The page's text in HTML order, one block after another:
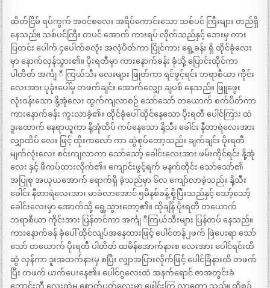
ဆိတ်ငြိမ် ရပ်ကွက် အဝင်စလေး အရိပ်ကောင်းသော သစ်ပင် ကြီးများ တည်ရှိ
နေသည်။ သစ်ပင်ကြီး တပင် အောက် ကားရပ် လိုက်သည်နှင့် ဘေးမှ ကား
ပြတင်း ပေါက် ၄ပေါက်စလုံး အလုံပိတ်ကာ ပြိုင်ကား ရှေ့ခန်း ရှိ ထိုင်ခုံလေး
မှာ နောက်လှန်သွား၏။ ပိုးရတီမှာ ကားနောက်ခန်း ခုံသို့ ပြောင်းထိုင်ကာ
ပါတိတ် အင်္ကျ ီ ကြယ်သီး လေးများ ဖြုတ်ကာ ရင်ဖွင့်ရင်း ဘရာစီယာ ကိုင်း
လေးအား ပုခုံးပေါ်မှ တဖက်ချင်း အောက်လျှော ချပစ် နေသည်။ ဖြူဖွေး
လုံးဝန်းသော နို့အုံလေး ထွက်ကျလာစဉ် သော်သော် တယောက် စက်ပိတ်ကာ
ကားနောက်ခန်း ကူးလာခဲ့၏။ ထိုင်ခုံပေါ် ထိုင်နေသော ပိုးရတီ ပေါင်ကြား ထဲ
ဒူးထောက် နေရာယူကာ နို့အုံထိပ် ကပ်နေသော နို့သီး ခေါင်း နီတာရဲလေးအား
လျှာထိပ် လေး ဖြင့် ထိုးကလော် ကာ ဆွဲစုပ်တော့သည်။ ချက်ချင်း ပိုးရတီ
မျက်လုံးလေး စင်းကျလာကာ သော်သော့် ခေါင်းလေးအား ဖမ်းကိုင်ရင်း နို့အုံ
လေး နှင့် ဖိကပ်ထားလိုက်၏။ ကျောင်းဖွင့်ရက် မနက်တိုင်း သော်သော်၏
အပြုစု အယုယအောက် ရောက်ရှိ ခဲ့သည်မှာ ၆လ ကျော်လာခဲ့သည်။ နို့သီး
ခေါင်း နီတာရဲလေးအား မာခဲလာအောင် ၅မိနစ်ခန့် စို့ပြီးသည်နှင့် သော့်သော့်
ခေါင်းလေးမှာ အောက်သို့ ရွေ့သွားတော့၏။ ထိုချိန် ပိုးရတီ တယောက်
ဘရာစီယာ ကိုင်းအား ပြန်တင်ကာ အင်္ကျ ီကြယ်သီးများ ပြန်တပ် နေသည်။
ကားနောက်ခန် ခုံပေါ် ထိုင်လျပ်အနေထားဖြင့် ပေါင်တန်၂ဖက် ဖြဲပေးရာ သော်
သော် တယောက် ပိုးရတီ ပါတိတ် ထမိန်အောက်နားစ လေးအား ပေါင်ရင်းထိ
ဆွဲ လှန်ကာ ဒူးအထက်နားမှ စပြီး လျှာအပြားလိုက်ဖြင့် ပေါင်ခြံနားထိ တဖက်
ပြီး တဖက် ယက်ပေးနေ၏။ ပေါင်ဂွလေးထဲ အနက်ရောင် ဇာအတွင်းခံ
ဘောင်းဘီ လေးထဲမှ စောက်ပတ်လေးမှာ ဖေါင်းကြွ လာတော့ သည်။ ထိုစဉ်